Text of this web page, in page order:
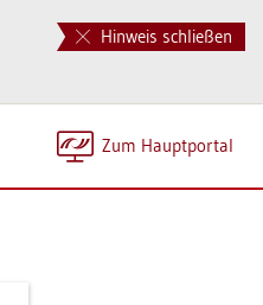
Hinweis schließen
Zum Haupt­por­tal